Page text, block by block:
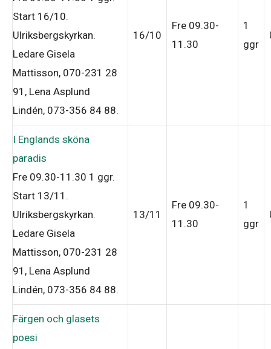
Start 16/10.
Ulriksbergskyrkan.
Ledare Gisela
Mattisson, 070-231 28
91, Lena Asplund
Lindén, 073-356 84 88.
16/10
Fre 09.30-
11.30
1
ggr
I Englands sköna
paradis
Fre 09.30-11.30 1 ggr.
Start 13/11 .
Ulriksbergskyrkan.
Ledare Gisela
Mattisson, 070-231 28
91, Lena Asplund
Lindén, 073-356 84 88.
13/11
Fre 09.30-
11.30
1
ggr
Färgen och glasets
poesi